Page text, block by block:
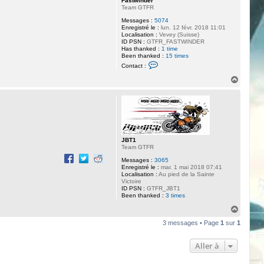
Team GTFR
Messages : 5074
Enregistré le : lun. 12 févr. 2018 11:01
Localisation : Vevey (Suisse)
ID PSN : GTFR_FASTWINDER
Has thanked : 1 time
Been thanked : 15 times
Contact :
c
t
e
r
F
a
i
n
d
r
JBT1
Team GTFR
Messages : 3065
Enregistré le : mar. 1 mai 2018 07:41
Localisation : Au pied de la Sainte
Victoire
ID PSN : GTFR_JBT1
Been thanked : 3 times
u
3 messages • Page 1 sur 1
Aller à